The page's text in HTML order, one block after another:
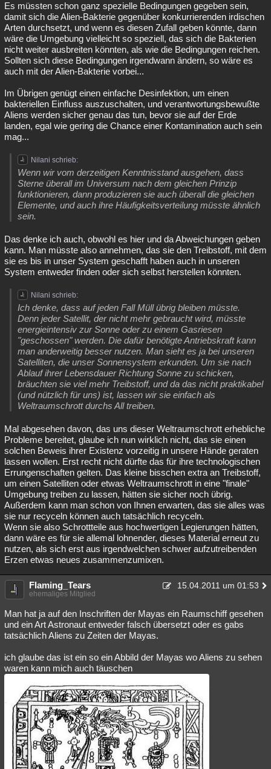
Es müssten schon ganz spezielle Bedingungen gegeben sein,
damit sich die Alien-Bakterie gegenüber konkurrierenden irdischen
Arten durchsetzt, und wenn es diesen Zufall geben könnte, dann
wäre die Umgebung vielleicht so speziell, das sich die Bakterien
nicht weiter ausbreiten könnten, als wie die Bedingungen reichen.
Sollten sich diese Bedingungen irgendwann ändern, so wäre es
auch mit der Alien-Bakterie vorbei...
Im Übrigen genügt einen einfache Desinfektion, um einen
bakteriellen Einfluss auszuschalten, und verantwortungsbewußte
Aliens werden sicher genau das tun, bevor sie auf der Erde
landen, egal wie gering die Chance einer Kontamination auch sein
mag...
Nilani schrieb:
Wenn wir vom derzeitigen Kenntnisstand ausgehen, dass
Sterne überall im Universum nach dem gleichen Prinzip
funktionieren, dann produzieren sie auch überall die gleichen
Elemente, und auch ihre Häufigkeitsverteilung müsste ähnlich
sein.
Das denke ich auch, obwohl es hier und da Abweichungen geben
kann. Man müsste also annehmen, das sie den Treibstoff, mit dem
sie es bis in unser System geschafft haben auch in unseren
System entweder finden oder sich selbst herstellen könnten.
Nilani schrieb:
Ich denke, dass auf jeden Fall Müll übrig bleiben müsste.
Denn jeder Satellit, der nicht mehr gebraucht wird, müsste
energieintensiv zur Sonne oder zu einem Gasriesen
"geschossen" werden. Die dafür benötigte Antriebskraft kann
man anderweitig besser nutzen. Man sieht es ja bei unseren
Satelliten, die unser Sonnensystem erkunden. Um sie nach
Ablauf ihrer Lebensdauer Richtung Sonne zu schicken,
bräuchten sie viel mehr Treibstoff, und da das nicht praktikabel
(und nützlich für uns) ist, lassen wir sie einfach als
Weltraumschrott durchs All treiben.
Mal abgesehen davon, das uns dieser Weltraumschrott erhebliche
Probleme bereitet, glaube ich nun wirklich nicht, das sie einen
solchen Beweis ihrer Existenz vorzeitig in unsere Hände geraten
lassen wollen. Erst recht nicht dürfte das für ihre technologischen
Errungenschaften gelten. Das kleine bisschen extra an Treibstoff,
um einen Satelliten oder etwas Weltraumschrott in eine "finale"
Umgebung treiben zu lassen, hätten sie sicher noch übrig.
Außerdem kann man schon von Ihnen erwarten, das sie alles was
sie nur recyceln können auch tatsächlich recyceln.
Wenn sie also Schrottteile aus hochwertigen Legierungen hätten,
dann wäre es für sie allemal lohnender, dieses Material erneut zu
nutzen, als sich erst aus irgendwelchen schwer aufzutreibenden
Erzen etwas neues zusammenzumixen.
Flaming_Tears 15.04.2011 um 01:53
ehemaliges Mitglied
Man hat ja auf den Inschriften der Mayas ein Raumschiff gesehen
und ein Art Astronaut entweder falsch übersetzt oder es gabs
tatsächlich Aliens zu Zeiten der Mayas.
ich glaube das ist ein so ein Abbild der Mayas wo Aliens zu sehen
waren kann mich auch täuschen